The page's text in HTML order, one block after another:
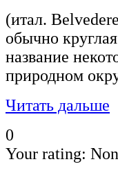
(итал.
обычно
название
природном
Читать дальше
0
Your rating: